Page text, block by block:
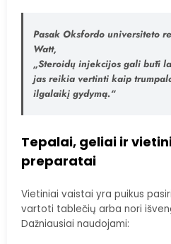
Pasak Oksfordo universiteto
Watt,
„Steroidų injekcijos gali būti
jas reikia vertinti kaip
ilgalaikį gydymą.“
Tepalai, geliai ir
preparatai
Vietiniai vaistai yra puikus
vartoti tablečių arba nori
Dažniausiai naudojami: